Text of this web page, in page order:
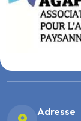
Adresse